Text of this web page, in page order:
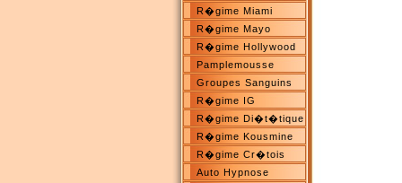
R�gime Miami
R�gime Mayo
R�gime Hollywood
Pamplemousse
Groupes Sanguins
R�gime IG
R�gime Di�t�tique
R�gime Kousmine
R�gime Cr�tois
Auto Hypnose